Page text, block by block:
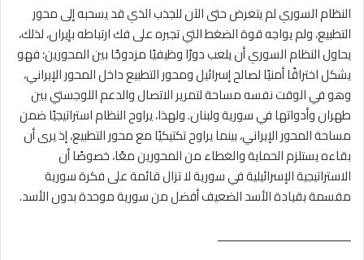
النظام السوري لم يتعرض حتى الآن للجذب الذي قد يسحبه إلى محور
التطبيع، ولم يواجه قوة الضغط التي تجبره على فك ارتباطه بإيران، لذلك،
يحاول النظام السوري أن يلعب دورًا وظيفيًا مزدوجًا بين المحورين؛ فهو
يشكل اختراقًا أمنيًا لصالح إسرائيل ومحور التطبيع داخل المحور الإيراني،
وهو في الوقت نفسه مساحة لتمرير الاتصال والدعم اللوجستي بين
طهران وأدواتها في سورية ولبنان. ولهذا، يراوح النظام استراتيجيًا ضمن
مساحة المحور الإيراني، بينما يراوح تكتيكيًا مع محور التطبيع، إذ يرى أن
بقاءه يستلزم الحماية والغطاء من المحورين معًا، خصوصًا أن
الاستراتيجية الإسرائيلية في سورية لا تزال قائمة على فكرة سورية
مقسمة بقيادة الأسد الضعيف أفضل من سورية موحدة بدون الأسد.
ـــــــــــــــــــــــــــــــــــــــــ